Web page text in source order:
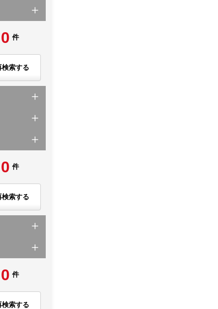
0 件
検索する
0 件
検索する
0 件
検索する